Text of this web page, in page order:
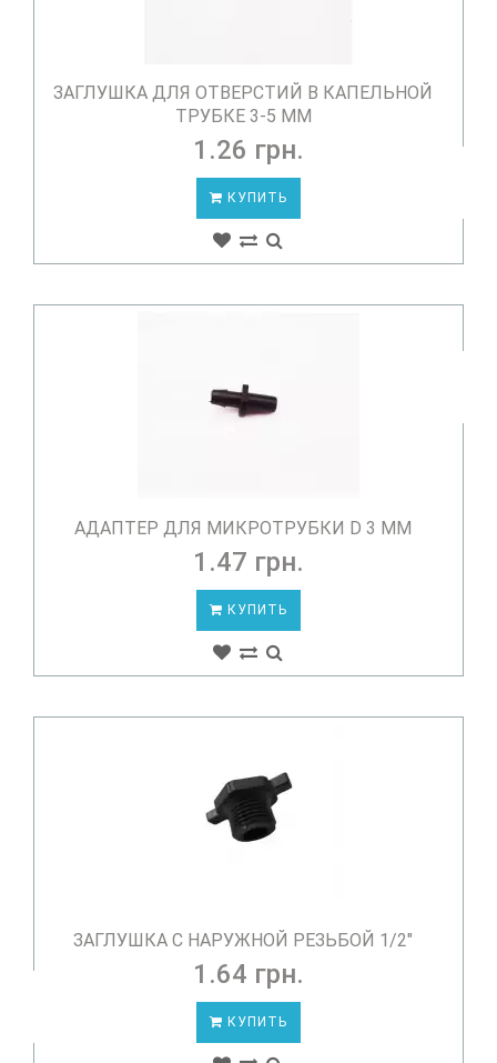
ЗАГЛУШКА ДЛЯ ОТВЕРСТИЙ В КАПЕЛЬНОЙ
ТРУБКЕ 3-5 ММ
1.26 грн.
КУПИТЬ
АДАПТЕР ДЛЯ МИКРОТРУБКИ D 3 ММ
1.47 грн.
КУПИТЬ
ЗАГЛУШКА С НАРУЖНОЙ РЕЗЬБОЙ 1/2"
1.64 грн.
КУПИТЬ